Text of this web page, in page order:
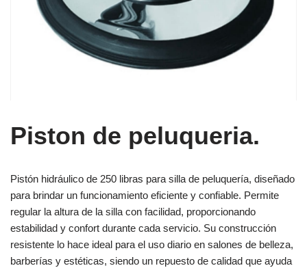
Piston de peluqueria.
Pistón hidráulico de 250 libras para silla de peluquería, diseñado
para brindar un funcionamiento eficiente y confiable. Permite
regular la altura de la silla con facilidad, proporcionando
estabilidad y confort durante cada servicio. Su construcción
resistente lo hace ideal para el uso diario en salones de belleza,
barberías y estéticas, siendo un repuesto de calidad que ayuda